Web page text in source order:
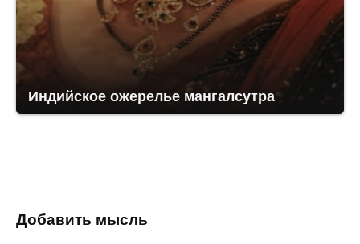
Индийское ожерелье мангалсутра
Добавить мысль